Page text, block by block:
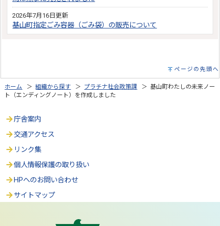
2026年7月16日更新
基山町指定ごみ容器（ごみ袋）の販売について
ページの先頭へ
ホーム ＞組織から探す ＞ プラチナ社会政策課 ＞ 基山町わたしの未来ノー
ト（エンディングノート）を作成しました
庁舎案内
交通アクセス
リンク集
個人情報保護の取り扱い
HPへのお問い合わせ
サイトマップ